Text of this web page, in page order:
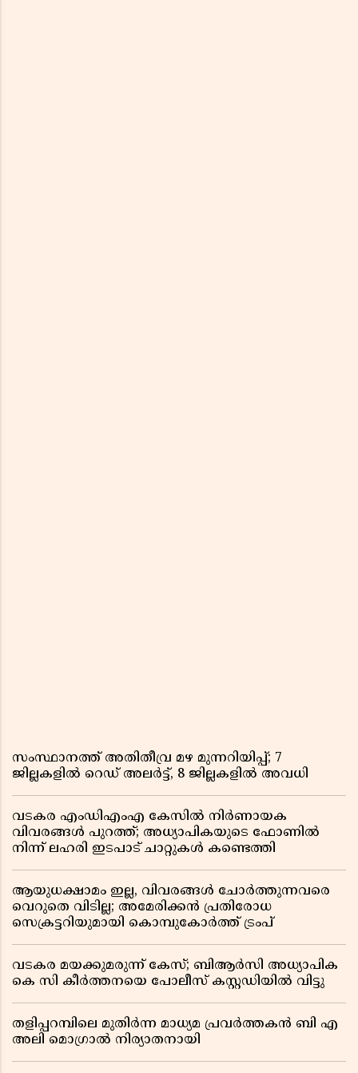
സംസ്ഥാനത്ത് അതിതീവ്ര മഴ മുന്നറിയിപ്പ്; 7
ജില്ലകളിൽ റെഡ് അലർട്ട്, 8 ജില്ലകളിൽ അവധി
വടകര എംഡിഎംഎ കേസിൽ നിർണായക
വിവരങ്ങൾ പുറത്ത്; അധ്യാപികയുടെ ഫോണിൽ
നിന്ന് ലഹരി ഇടപാട് ചാറ്റുകൾ കണ്ടെത്തി
ആയുധക്ഷാമം ഇല്ല, വിവരങ്ങൾ ചോർത്തുന്നവരെ
വെറുതെ വിടില്ല; അമേരിക്കൻ പ്രതിരോധ
സെക്രട്ടറിയുമായി കൊമ്പുകോർത്ത് ട്രംപ്
വടകര മയക്കുമരുന്ന് കേസ്; ബിആർസി അധ്യാപിക
കെ സി കീർത്തനയെ പോലീസ് കസ്റ്റഡിയിൽ വിട്ടു
തളിപ്പറമ്പിലെ മുതിർന്ന മാധ്യമ പ്രവർത്തകൻ ബി എ
അലി മൊഗ്രാൽ നിര്യാതനായി